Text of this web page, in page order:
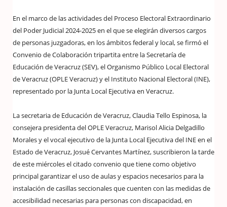
En el marco de las actividades del Proceso Electoral Extraordinario
del Poder Judicial 2024-2025 en el que se elegirán diversos cargos
de personas juzgadoras, en los ámbitos federal y local, se firmó el
Convenio de Colaboración tripartita entre la Secretaría de
Educación de Veracruz (SEV), el Organismo Público Local Electoral
de Veracruz (OPLE Veracruz) y el Instituto Nacional Electoral (INE),
representado por la Junta Local Ejecutiva en Veracruz.
La secretaria de Educación de Veracruz, Claudia Tello Espinosa, la
consejera presidenta del OPLE Veracruz, Marisol Alicia Delgadillo
Morales y el vocal ejecutivo de la Junta Local Ejecutiva del INE en el
Estado de Veracruz, Josué Cervantes Martínez, suscribieron la tarde
de este miércoles el citado convenio que tiene como objetivo
principal garantizar el uso de aulas y espacios necesarios para la
instalación de casillas seccionales que cuenten con las medidas de
accesibilidad necesarias para personas con discapacidad, en